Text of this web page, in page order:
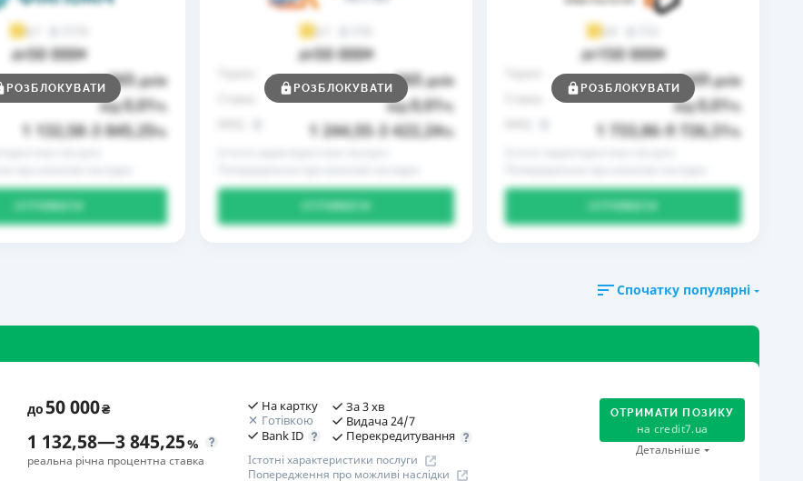
4,7
до50 000₴
до 365днів
від0,01%
1 132,58 3 845,25%
РОЗБЛОКУВАТИ
3,7
до50 000₴
до 365днів
від0,01%
1 244,55 3 422,24%
РОЗБЛОКУВАТИ
3,9
до150 000₴
до 169днів
від0,01%
1 733,86 9 726,31%
РОЗБЛОКУВАТИ
Спочатку популярні
до50 000₴
1 132,58—3 845,25%
реальна річна процентна ставка
На картку
Готівкою
Bank ID
За 3 хв
Видача 24/7
Перекредитування
Істотні характеристики послуги
Попередження про можливі наслідки
ОТРИМАТИ ПОЗИКУ
на credit7.ua
Детальніше